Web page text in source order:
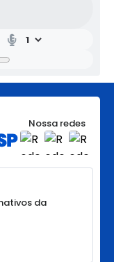
Nossa redes
da